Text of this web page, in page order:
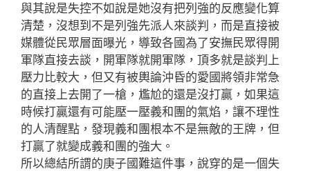
與其說是失控不如說是她沒有把列強的反應變化算
清楚，沒想到不是列強先派人來談判，而是直接被
媒體從民眾層面曝光，導致各國為了安撫民眾得開
軍隊直接去談，開軍隊就開軍隊，頂多就是談判上
壓力比較大，但又有被輿論沖昏的愛國將領非常急
的直接上去開了一槍，尷尬的還是沒打贏，如果這
時候打贏還有可能壓一壓義和團的氣焰，讓不理性
的人清醒點，發現義和團根本不是無敵的王牌，但
打贏了就變成義和團的強大。
所以總結所謂的庚子國難這件事，說穿的是一個失